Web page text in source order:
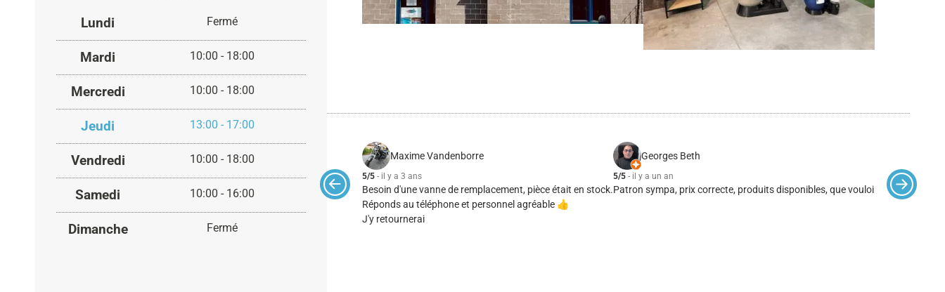
Lundi Fermé
Mardi 10:00 - 18:00
Mercredi 10:00 - 18:00
Jeudi 13:00 - 17:00
Vendredi 10:00 - 18:00
Samedi 10:00 - 16:00
Dimanche Fermé
Maxime Vandenborre
5/5- il y a 3 ans
Besoin d'une vanne de remplacement, pièce était en stock.
Réponds au téléphone et personnel agréable 👍
J'y retournerai
Georges Beth
5/5- il y a un an
Patron sympa, prix correcte, produits disponibles, que vouloir de plus.
2/5
Pas